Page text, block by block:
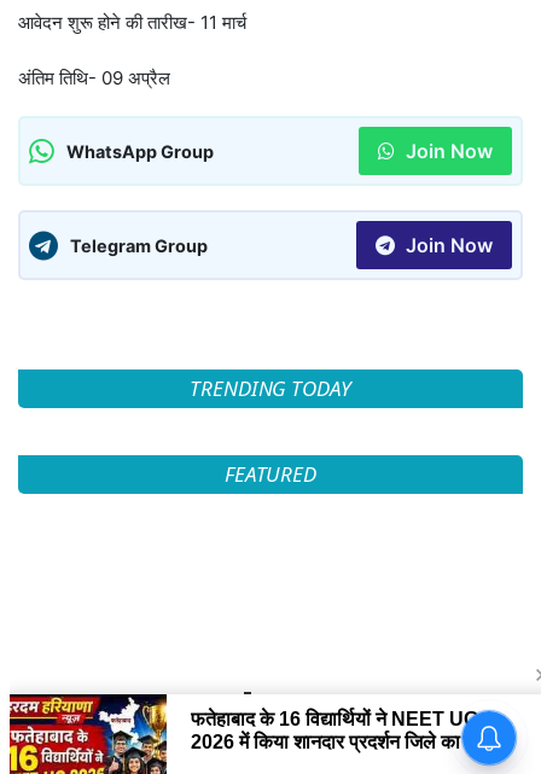
आवेदन शुरू होने की तारीख- 11 मार्च
अंतिम तिथि- 09 अप्रैल
WhatsApp Group Join Now
Telegram Group Join Now
TRENDING TODAY
FEATURED